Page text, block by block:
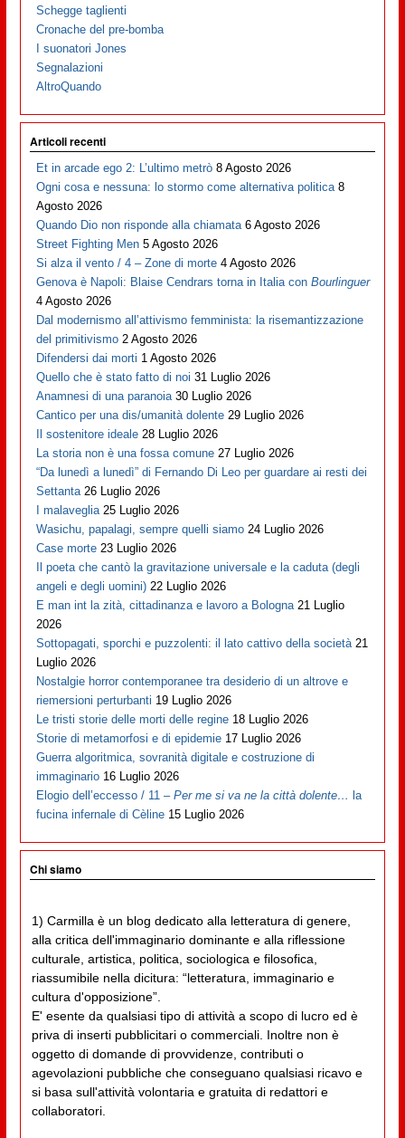
Schegge taglienti
Cronache del pre-bomba
I suonatori Jones
Segnalazioni
AltroQuando
Articoli recenti
Et in arcade ego 2: L’ultimo metrò 8 Agosto 2026
Ogni cosa e nessuna: lo stormo come alternativa politica 8
Agosto 2026
Quando Dio non risponde alla chiamata 6 Agosto 2026
Street Fighting Men 5 Agosto 2026
Si alza il vento / 4 – Zone di morte 4 Agosto 2026
Genova è Napoli: Blaise Cendrars torna in Italia conBourlinguer
4 Agosto 2026
Dal modernismo all’attivismo femminista: la risemantizzazione
del primitivismo 2 Agosto 2026
Difendersi dai morti 1 Agosto 2026
Quello che è stato fatto di noi 31 Luglio 2026
Anamnesi di una paranoia 30 Luglio 2026
Cantico per una dis/umanità dolente 29 Luglio 2026
Il sostenitore ideale 28 Luglio 2026
La storia non è una fossa comune 27 Luglio 2026
“Da lunedì a lunedì” di Fernando Di Leo per guardare ai resti dei
Settanta 26 Luglio 2026
I malaveglia 25 Luglio 2026
Wasichu, papalagi, sempre quelli siamo 24 Luglio 2026
Case morte 23 Luglio 2026
Il poeta che cantò la gravitazione universale e la caduta (degli
angeli e degli uomini) 22 Luglio 2026
E man int la zità, cittadinanza e lavoro a Bologna 21 Luglio
2026
Sottopagati, sporchi e puzzolenti: il lato cattivo della società 21
Luglio 2026
Nostalgie horror contemporanee tra desiderio di un altrove e
riemersioni perturbanti 19 Luglio 2026
Le tristi storie delle morti delle regine 18 Luglio 2026
Storie di metamorfosi e di epidemie 17 Luglio 2026
Guerra algoritmica, sovranità digitale e costruzione di
immaginario 16 Luglio 2026
Elogio dell’eccesso / 11 –Per me si va ne la città dolente… la
fucina infernale di Cèline 15 Luglio 2026
Chi siamo
1) Carmilla è un blog dedicato alla letteratura di genere,
alla critica dell'immaginario dominante e alla riflessione
culturale, artistica, politica, sociologica e filosofica,
riassumibile nella dicitura: “letteratura, immaginario e
cultura d'opposizione”.
E' esente da qualsiasi tipo di attività a scopo di lucro ed è
priva di inserti pubblicitari o commerciali. Inoltre non è
oggetto di domande di provvidenze, contributi o
agevolazioni pubbliche che conseguano qualsiasi ricavo e
si basa sull'attività volontaria e gratuita di redattori e
collaboratori.